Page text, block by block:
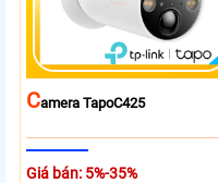
CAmera TapoC425
Giá bán: 5%-35%